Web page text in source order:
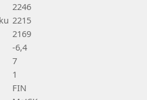
2246
2215
2169
-6,4
7
1
FIN